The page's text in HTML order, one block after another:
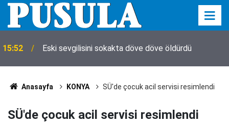
15:44 Sır olay! Aynı ev 9 saat arayla iki kez yandı
Anasayfa KONYA SÜ'de çocuk acil servisi resimlendi
SÜ'de çocuk acil servisi resimlendi